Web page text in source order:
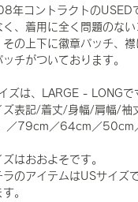
年コントラクトのUSED
く、着用に全く問題のな
その上下に徽章パッチ、
ッチがついております。
イズは、LARGE - LONG
ズ表記/着丈/身幅/肩幅/袖
／79cm／64cm／50cm
ズはおおよそです。
ラのアイテムはUSサイズ
。